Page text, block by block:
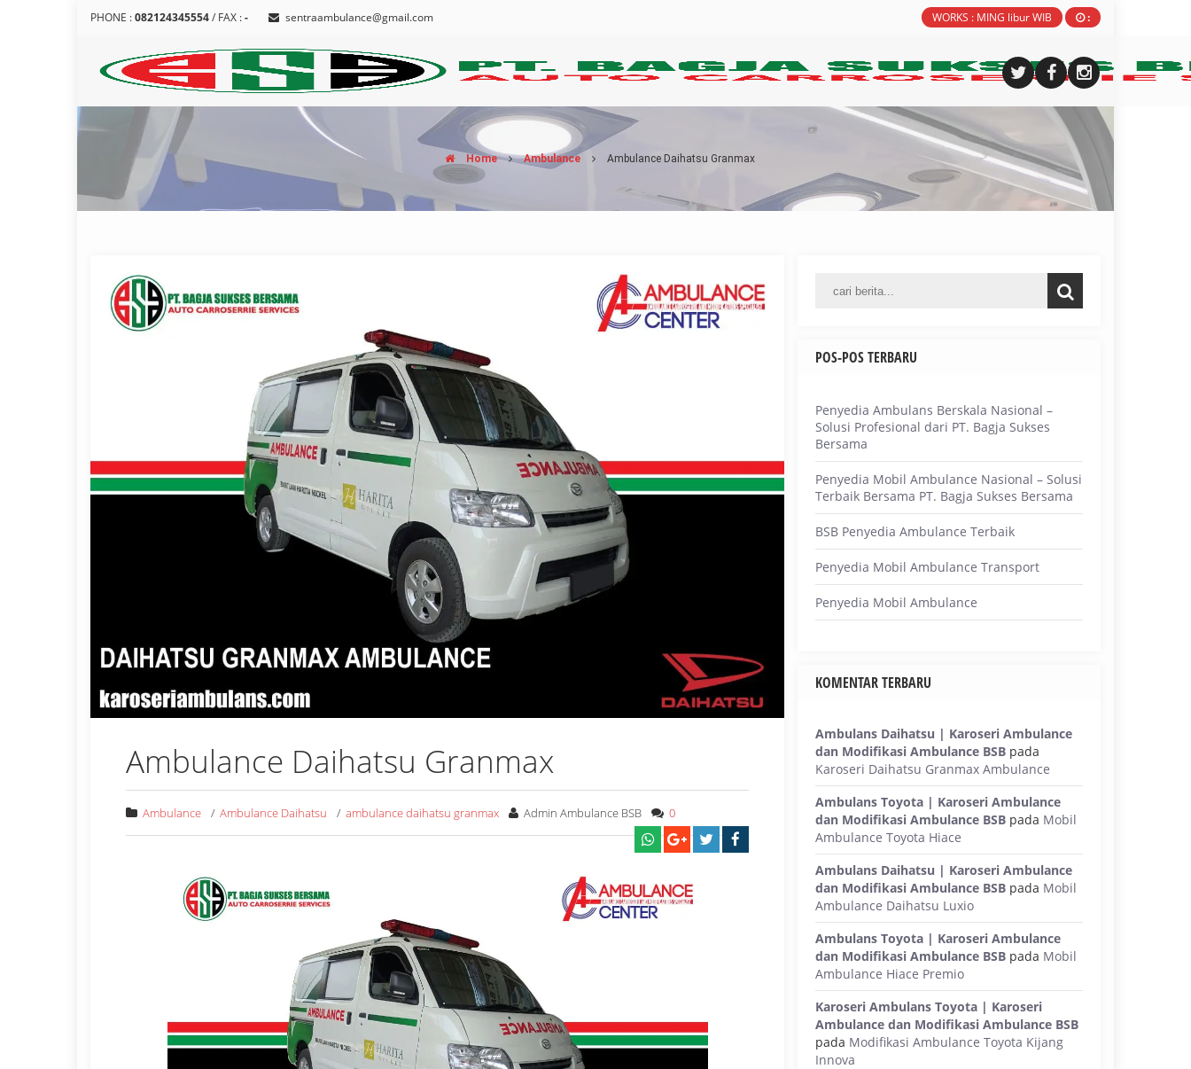
PHONE :082124345554/ FAX :- sentraambulance@gmail.com WORKS : MING libur WIB :
Home Ambulance Ambulance Daihatsu Granmax
Ambulance Daihatsu Granmax
Ambulance / Ambulance Daihatsu / ambulance daihatsu granmax Admin Ambulance BSB 0
POS-POS TERBARU
Penyedia Ambulans Berskala Nasional –
Solusi Profesional dari PT. Bagja Sukses
Bersama
Penyedia Mobil Ambulance Nasional – Solusi
Terbaik Bersama PT. Bagja Sukses Bersama
BSB Penyedia Ambulance Terbaik
Penyedia Mobil Ambulance Transport
Penyedia Mobil Ambulance
KOMENTAR TERBARU
Ambulans Daihatsu | Karoseri Ambulance
dan Modifikasi Ambulance BSB pada
Karoseri Daihatsu Granmax Ambulance
Ambulans Toyota | Karoseri Ambulance
dan Modifikasi Ambulance BSB pada Mobil
Ambulance Toyota Hiace
Ambulans Daihatsu | Karoseri Ambulance
dan Modifikasi Ambulance BSB pada Mobil
Ambulance Daihatsu Luxio
Ambulans Toyota | Karoseri Ambulance
dan Modifikasi Ambulance BSB pada Mobil
Ambulance Hiace Premio
Karoseri Ambulans Toyota | Karoseri
Ambulance dan Modifikasi Ambulance BSB
pada Modifikasi Ambulance Toyota Kijang
Innova